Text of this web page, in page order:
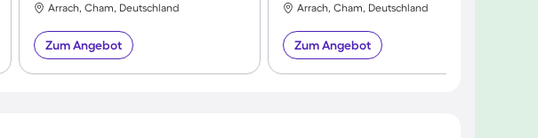
Arrach, Cham, Deutschland
Zum Angebot
Arrach, Cham, Deutschland
Zum Angebot